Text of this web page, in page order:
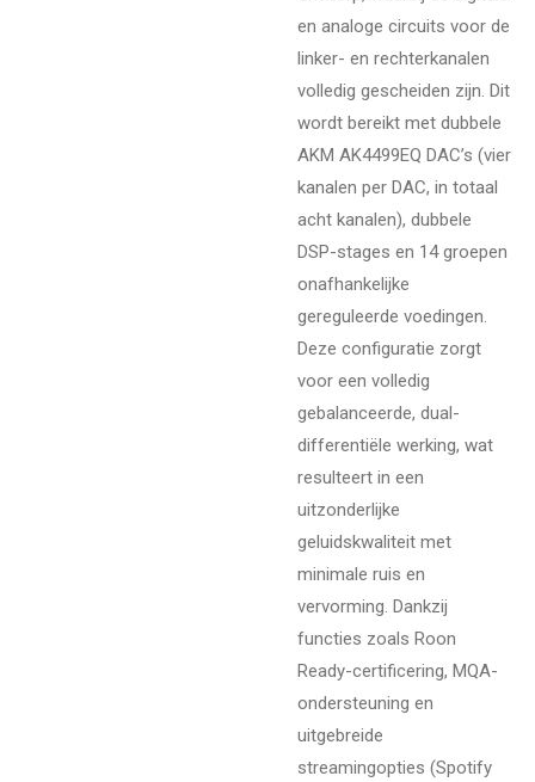
en analoge circuits voor de
linker- en rechterkanalen
volledig gescheiden zijn. Dit
wordt bereikt met dubbele
AKM AK4499EQ DAC’s (vier
kanalen per DAC, in totaal
acht kanalen), dubbele
DSP-stages en 14 groepen
onafhankelijke
gereguleerde voedingen.
Deze configuratie zorgt
voor een volledig
gebalanceerde, dual-
differentiële werking, wat
resulteert in een
uitzonderlijke
geluidskwaliteit met
minimale ruis en
vervorming. Dankzij
functies zoals Roon
Ready-certificering, MQA-
ondersteuning en
uitgebreide
streamingopties (Spotify